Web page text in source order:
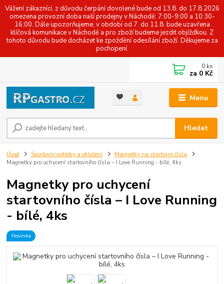
Vážení zákazníci, z důvodu čerpání dovolené bude od 13.8. do 17.8.2026
omezena provozní doba naší prodejny v Náchodě: 7:00-9:00 a 10:30-
16:00. Dále upozorňujeme, v období od 7. do 11.8. bude uzavřena
klíčová komunikace v Náchodě a pro zboží budeme jezdit objížďkou. Z
tohoto důvodu bude docházet ke zpoždění odesílání zboží. Děkujeme za
pochopení.
Menu
Hledat
0 ks
za 0 Kč
Úvod Sportovní potřeby a oblečení
Magnetky na startovní čísla
Magnetky pro uchycení startovního čísla – I Love Running - bílé, 4ks
Magnetky pro uchycení
startovního čísla – I Love Running
- bílé, 4ks
Novinka